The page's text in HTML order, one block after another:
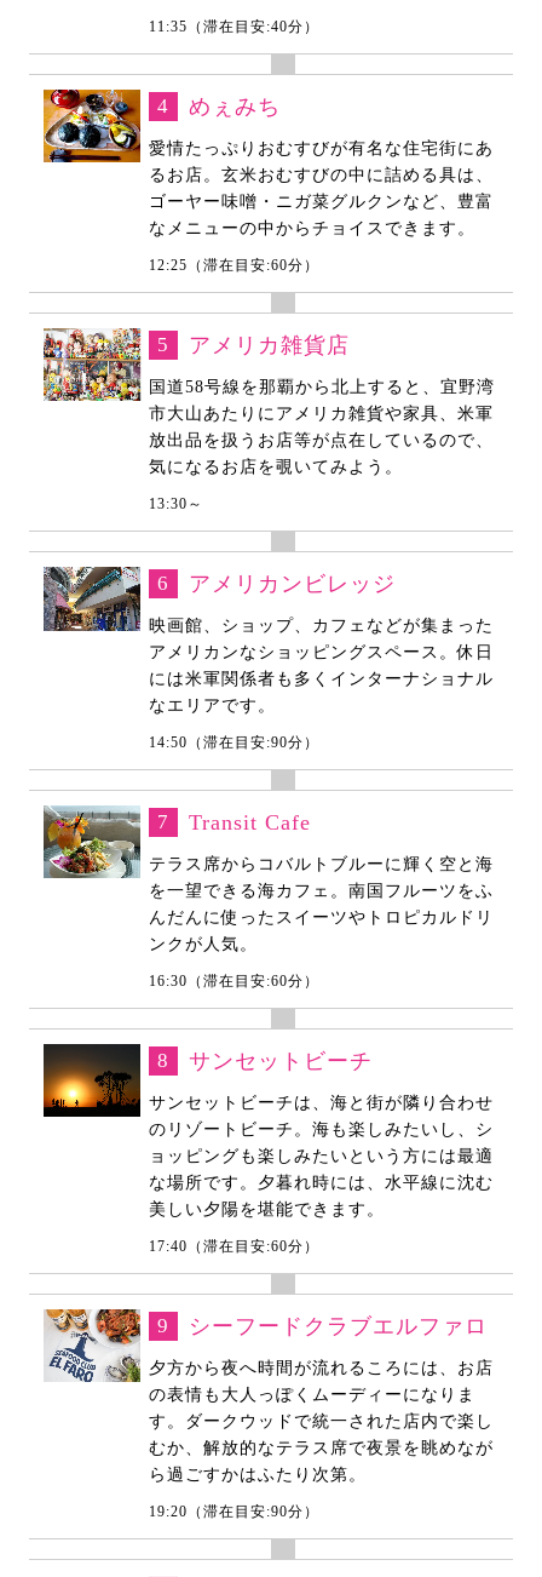
11:35（滞在目安:40分）
4 めぇみち
愛情たっぷりおむすびが有名な住宅街にあ
るお店。玄米おむすびの中に詰める具は、
ゴーヤー味噌・ニガ菜グルクンなど、豊富
なメニューの中からチョイスできます。
12:25（滞在目安:60分）
5 アメリカ雑貨店
国道58号線を那覇から北上すると、宜野湾
市大山あたりにアメリカ雑貨や家具、米軍
放出品を扱うお店等が点在しているので、
気になるお店を覗いてみよう。
13:30～
6 アメリカンビレッジ
映画館、ショップ、カフェなどが集まった
アメリカンなショッピングスペース。休日
には米軍関係者も多くインターナショナル
なエリアです。
14:50（滞在目安:90分）
7 Transit Cafe
テラス席からコバルトブルーに輝く空と海
を一望できる海カフェ。南国フルーツをふ
んだんに使ったスイーツやトロピカルドリ
ンクが人気。
16:30（滞在目安:60分）
8 サンセットビーチ
サンセットビーチは、海と街が隣り合わせ
のリゾートビーチ。海も楽しみたいし、シ
ョッピングも楽しみたいという方には最適
な場所です。夕暮れ時には、水平線に沈む
美しい夕陽を堪能できます。
17:40（滞在目安:60分）
9 シーフードクラブエルファロ
夕方から夜へ時間が流れるころには、お店
の表情も大人っぽくムーディーになりま
す。ダークウッドで統一された店内で楽し
むか、解放的なテラス席で夜景を眺めなが
ら過ごすかはふたり次第。
19:20（滞在目安:90分）